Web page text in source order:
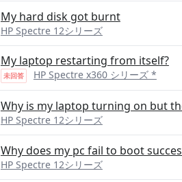
My hard disk got burnt
HP Spectre 12シリーズ
My laptop restarting from itself?
未回答 HP Spectre x360 シリーズ *
Why is my laptop turning on but
HP Spectre 12シリーズ
Why does my pc fail to boot
HP Spectre 12シリーズ